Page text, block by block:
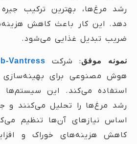
رشد مرغ‌ها، بهترین ترکیب
دهد. این کار باعث کاهش
ضریب تبدیل غذایی می‌شود.
نمونه موفق: شرکت Vantress
هوش مصنوعی برای بهینه‌سازی
استفاده می‌کند. این سیستم‌ها
رشد مرغ‌ها را تحلیل می‌کنند و
اساس نیازهای آن‌ها تنظیم
کاهش هزینه‌های خوراک و